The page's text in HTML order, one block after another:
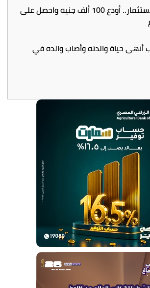
فرصة ذهبية للاستثمار.. أودع 100 ألف جنيه واحصل على
حياة والدته وأصاب والده في